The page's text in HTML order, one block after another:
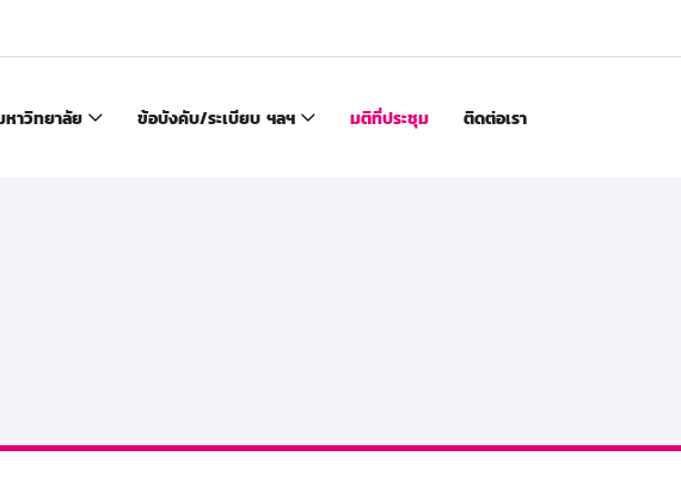
หาวิทยาลัย ข้อบังคับ/ระเบียบ ฯลฯ มติที่ประชุม ติดต่อเรา